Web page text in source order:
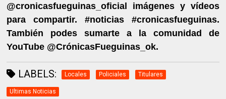
@cronicasfueguinas_oficial imágenes y vídeos
para compartir. #noticias #cronicasfueguinas.
También podes sumarte a la comunidad de
YouTube @CrónicasFueguinas_ok.
LABELS: Locales Policiales Titulares
Ultimas Noticias